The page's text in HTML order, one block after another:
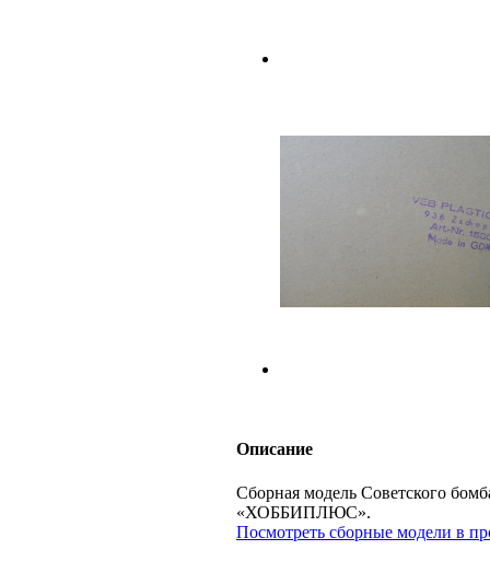
Описание
Сборная модель Советского
«ХОББИПЛЮС».
Посмотреть сборные модели в